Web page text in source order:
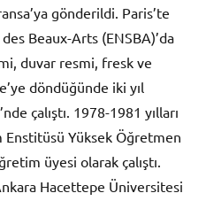
gönderildi. Paris’te
Beaux-Arts (ENSBA)’da
duvar resmi, fresk ve
döndüğünde iki yıl
çalıştı. 1978-1981 yılları
Enstitüsü Yüksek Öğretmen
üyesi olarak çalıştı.
Hacettepe Üniversitesi